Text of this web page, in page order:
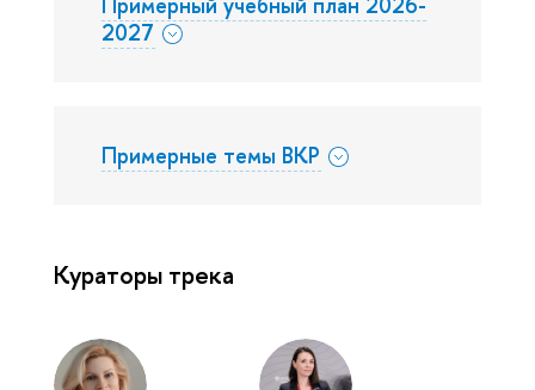
2027
Примерные темы ВКР
Кураторы трека